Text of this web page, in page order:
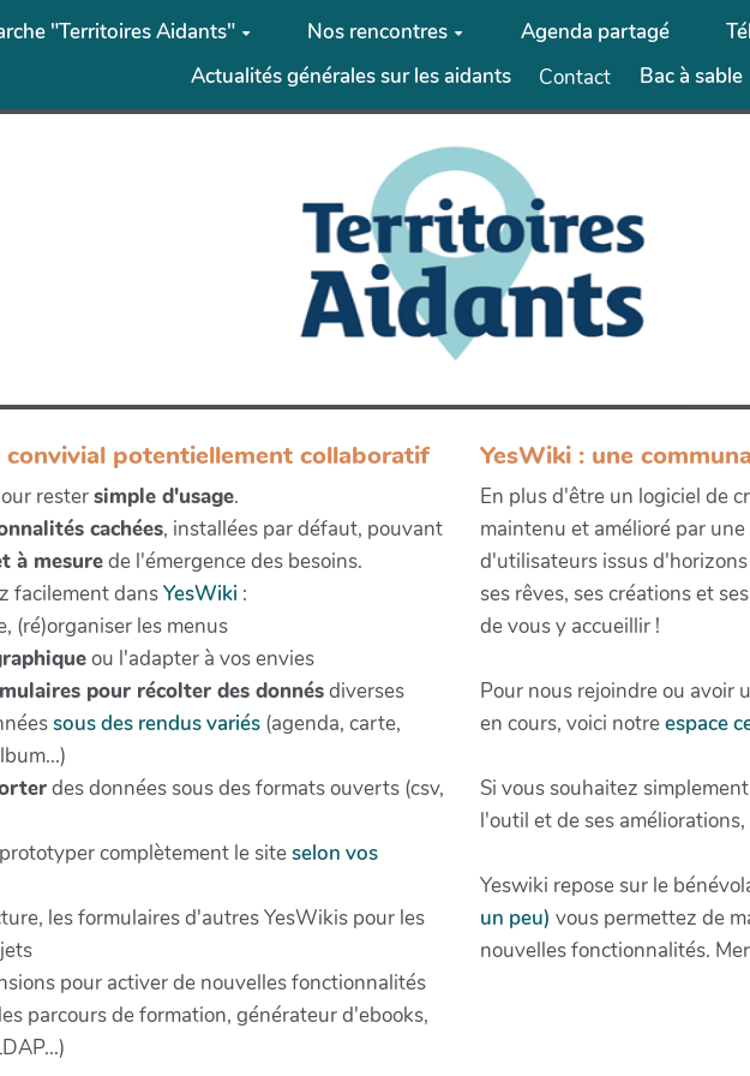
"Territoires Aidants" Nos rencontres Agenda partagé
Actualités générales sur les aidants
Contact Bac à sable
potentiellement collaboratif
restersimple d'usage.
cachées, installées par défaut, pouvant
à mesurede l'émergence des besoins.
facilement dansYesWiki :
(ré)organiser les menus
ou l'adapter à vos envies
pour récolter des donnésdiverses
sous des rendus variés (agenda, carte,
des données sous des formats ouverts (csv,
complètement le siteselon vos
les formulaires d'autres YesWikis pour les
pour activer de nouvelles fonctionnalités
parcours de formation, générateur d'ebooks,
YesWiki : une
En plus d'être un logiciel de
maintenu et amélioré par
d'utilisateurs issus
ses rêves, ses créations et
de vous y accueillir !
Pour nous rejoindre ou avoir
en cours, voici notreespace
Si vous souhaitez
l'outil et de ses améliorations,
Yeswiki repose sur le
un peu) vous permettez de
nouvelles fonctionnalités.